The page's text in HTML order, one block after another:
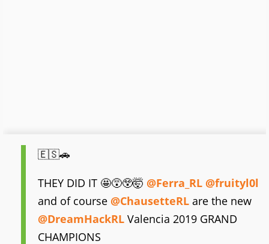
🇪🇸🚗
THEY DID IT 🤩😵😲🤯 @Ferra_RL @fruityl0l
and of course @ChausetteRL are the new
@DreamHackRL Valencia 2019 GRAND
CHAMPIONS